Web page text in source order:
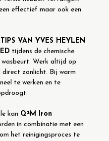
effectief maar ook een
VAN YVES HEYLEN
tijdens de chemische
Werk altijd op
direct zonlicht. Bij warm
te werken en te
kan Q²M Iron
in combinatie met een
het reinigingsproces te